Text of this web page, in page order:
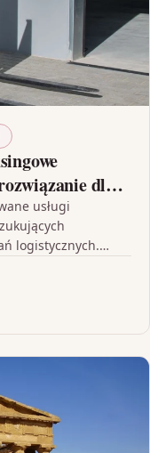
dla
usługi
logistycznych.